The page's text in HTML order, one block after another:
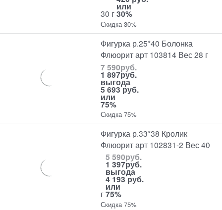
30 г
или
30%
Скидка 30%
Фигурка р.25*40 Болонка
Флюорит арт 103814 Вес 28 г
7 590руб.
1 897руб.
выгода
5 693 руб.
или
75%
Скидка 75%
Фигурка р.33*38 Кролик
Флюорит арт 102831-2 Вес 40
г
5 590руб.
1 397руб.
выгода
4 193 руб.
или
75%
Скидка 75%